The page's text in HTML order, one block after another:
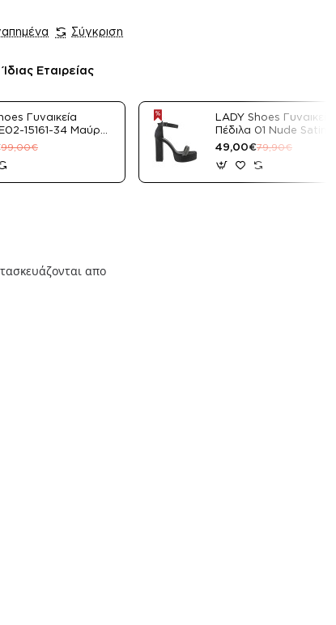
Σύγκριση
Ίδιας Εταιρείας
Γυναικεία
15161-34 Μαύρο
99,00€
LADY Shoes Γυναικεία
Πέδιλα 01 Nude Satin
49,00€79,90€
απο